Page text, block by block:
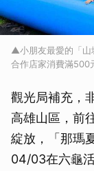
▲小朋友最愛的「
合作店家消費滿
觀光局補充，
高雄山區，前
綻放，「那瑪
04/03在六龜